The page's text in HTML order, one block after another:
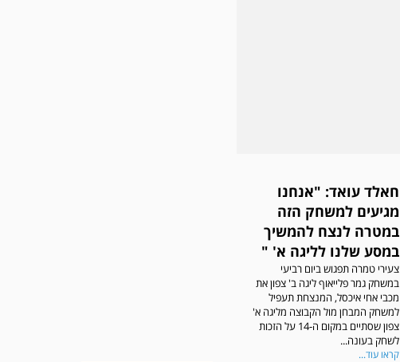
חאלד עואד: "אנחנו
מגיעים למשחק הזה
במטרה לנצח להמשיך
במסע שלנו לליגה א' "
צעירי טמרה תפגוש ביום רביעי
במשחק גמר פלייאוף ליגה ב' צפון את
מכבי אחי איכסל, המנצחת תעפיל
למשחק המבחן מול הקבוצה מליגה א'
צפון שסתיים במקום ה-14 על הזכות
לשחק בעונה...
קראו עוד...